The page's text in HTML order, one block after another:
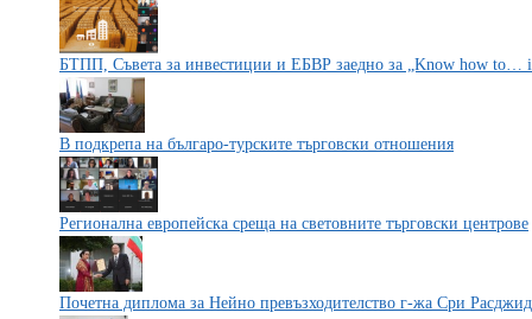
БТПП, Съвета за инвестиции и ЕБВР заедно за „Know how to…
В подкрепа на българо-турските търговски отношения
Регионална европейска среща на световните търговски центрове
Почетна диплома за Нейно превъзходителство г-жа Сри Расджид